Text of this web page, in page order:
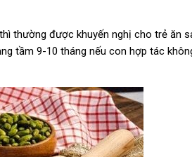
thường được khuyến nghị cho trẻ ăn
tầm 9-10 tháng nếu con hợp tác